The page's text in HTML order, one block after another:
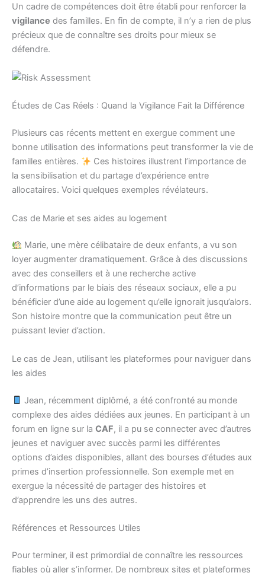
Un cadre de compétences doit être établi pour renforcer la
vigilance des familles. En fin de compte, il n’y a rien de plus
précieux que de connaître ses droits pour mieux se
défendre.
Études de Cas Réels : Quand la Vigilance Fait la Différence
Plusieurs cas récents mettent en exergue comment une
bonne utilisation des informations peut transformer la vie de
familles entières.
Ces histoires illustrent l’importance de
la sensibilisation et du partage d’expérience entre
allocataires. Voici quelques exemples révélateurs.
Cas de Marie et ses aides au logement
Marie, une mère célibataire de deux enfants, a vu son
loyer augmenter dramatiquement. Grâce à des discussions
avec des conseillers et à une recherche active
d’informations par le biais des réseaux sociaux, elle a pu
bénéficier d’une aide au logement qu’elle ignorait jusqu’alors.
Son histoire montre que la communication peut être un
puissant levier d’action.
Le cas de Jean, utilisant les plateformes pour naviguer dans
les aides
Jean, récemment diplômé, a été confronté au monde
complexe des aides dédiées aux jeunes. En participant à un
forum en ligne sur la CAF, il a pu se connecter avec d’autres
jeunes et naviguer avec succès parmi les différentes
options d’aides disponibles, allant des bourses d’études aux
primes d’insertion professionnelle. Son exemple met en
exergue la nécessité de partager des histoires et
d’apprendre les uns des autres.
Références et Ressources Utiles
Pour terminer, il est primordial de connaître les ressources
fiables où aller s’informer. De nombreux sites et plateformes